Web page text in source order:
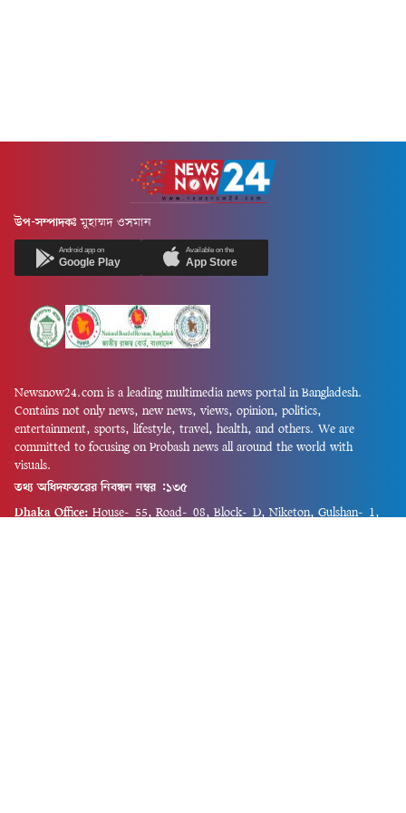
উপ-সম্পাদকঃ মুহাম্মদ ওসমান
Android app on
Google Play
Available on the
App Store
Newsnow24.com is a leading multimedia news portal in Bangladesh.
Contains not only news, new news, views, opinion, politics,
entertainment, sports, lifestyle, travel, health, and others. We are
committed to focusing on Probash news all around the world with
visuals.
তথ্য অধিদফতরের নিবন্ধন নম্বর :১৩৫
Dhaka Office:House-55, Road-08, Block-D, Niketon, Gulshan-1,